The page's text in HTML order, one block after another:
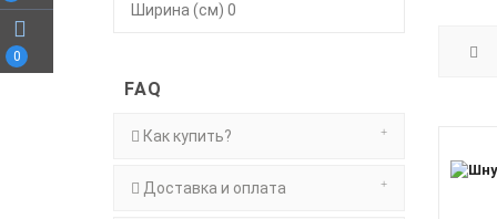
0
Ширина (см) 0
FAQ
Как купить?
Доставка и оплата